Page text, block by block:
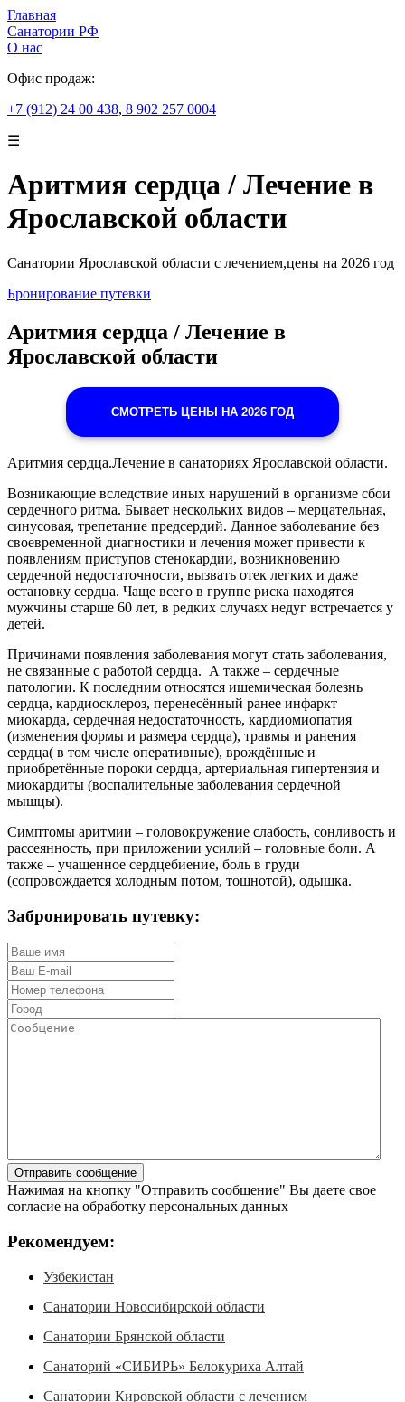
Главная
Санатории РФ
О нас
Офис продаж:
+7 (912) 24 00 438, 8 902 257 0004
☰
Аритмия сердца / Лечение в
Ярославской области
Санатории Ярославской области с лечением,цены на 2026 год
Бронирование путевки
Аритмия сердца / Лечение в
Ярославской области
СМОТРЕТЬ ЦЕНЫ НА 2026 ГОД
Аритмия сердца.Лечение в санаториях Ярославской области.
Возникающие вследствие иных нарушений в организме сбои
сердечного ритма. Бывает нескольких видов – мерцательная,
синусовая, трепетание предсердий. Данное заболевание без
своевременной диагностики и лечения может привести к
появлениям приступов стенокардии, возникновению
сердечной недостаточности, вызвать отек легких и даже
остановку сердца. Чаще всего в группе риска находятся
мужчины старше 60 лет, в редких случаях недуг встречается у
детей.
Причинами появления заболевания могут стать заболевания,
не связанные с работой сердца. А также – сердечные
патологии. К последним относятся ишемическая болезнь
сердца, кардиосклероз, перенесённый ранее инфаркт
миокарда, сердечная недостаточность, кардиомиопатия
(изменения формы и размера сердца), травмы и ранения
сердца( в том числе оперативные), врождённые и
приобретённые пороки сердца, артериальная гипертензия и
миокардиты (воспалительные заболевания сердечной
мышцы).
Симптомы аритмии – головокружение слабость, сонливость и
рассеянность, при приложении усилий – головные боли. А
также – учащенное сердцебиение, боль в груди
(сопровождается холодным потом, тошнотой), одышка.
Забронировать путевку:
Нажимая на кнопку "Отправить сообщение" Вы даете свое
согласие на обработку персональных данных
Рекомендуем:
Узбекистан
Санатории Новосибирской области
Санатории Брянской области
Санаторий «СИБИРЬ» Белокуриха Алтай
Санатории Кировской области с лечением